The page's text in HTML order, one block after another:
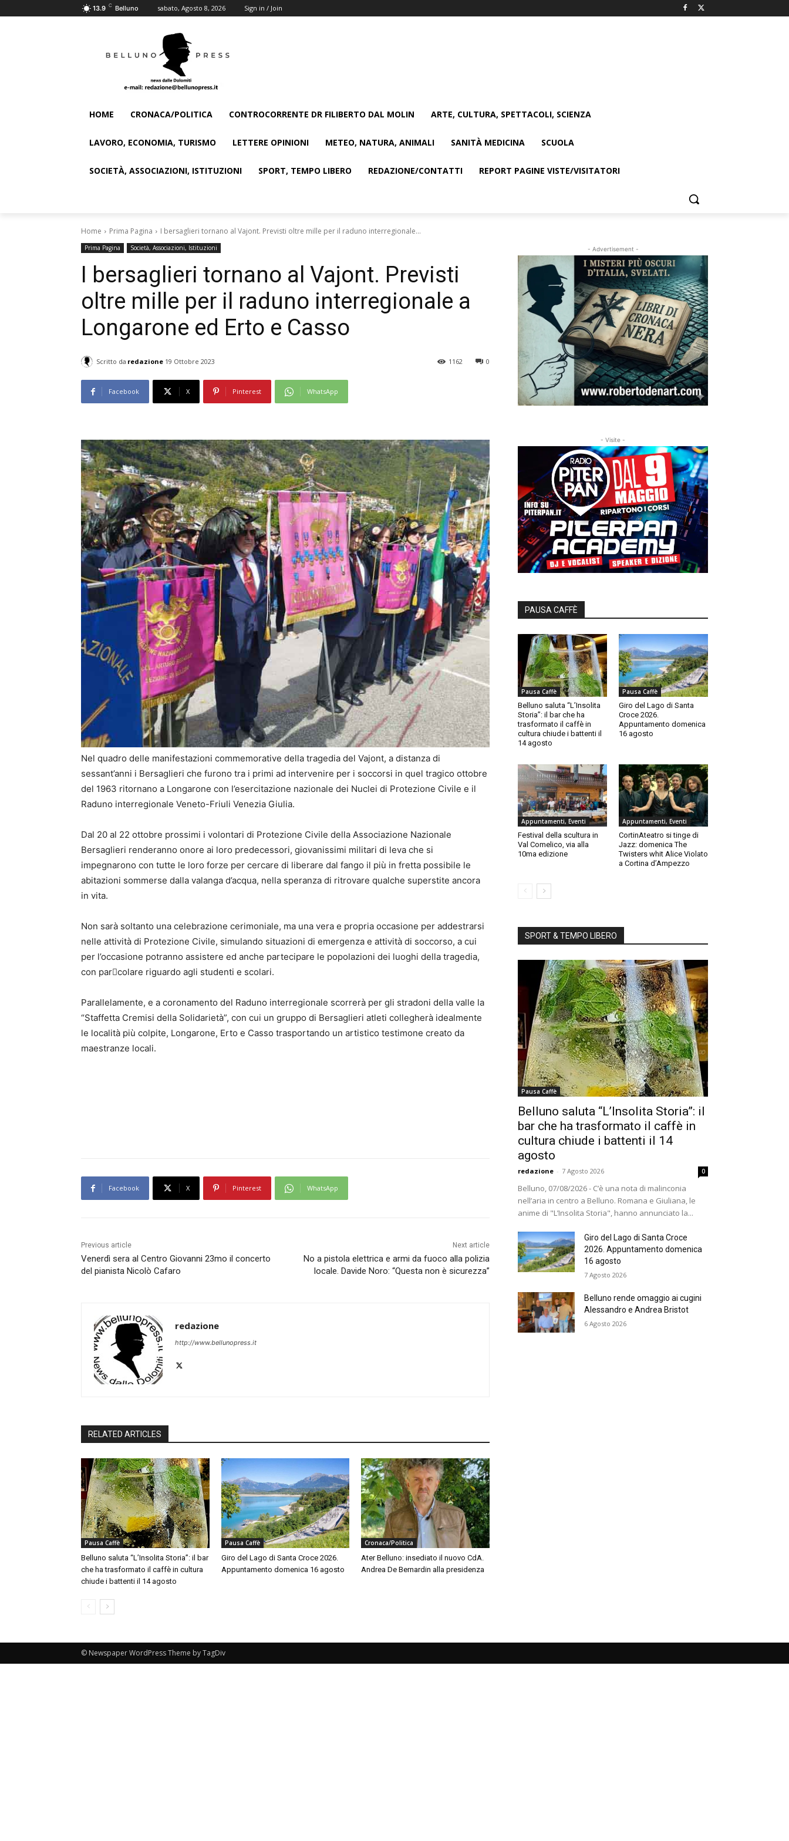
13.9 C Belluno sabato, Agosto 8, 2026 Sign in / Join
HOME CRONACA/POLITICA CONTROCORRENTE DR FILIBERTO DAL MOLIN ARTE, CULTURA, SPETTACOLI, SCIENZA
LAVORO, ECONOMIA, TURISMO LETTERE OPINIONI METEO, NATURA, ANIMALI SANITÀ MEDICINA SCUOLA
SOCIETÀ, ASSOCIAZIONI, ISTITUZIONI SPORT, TEMPO LIBERO REDAZIONE/CONTATTI REPORT PAGINE VISTE/VISITATORI
Home Prima Pagina I bersaglieri tornano al Vajont. Previsti oltre mille per il raduno interregionale...
Prima Pagina Società, Associazioni, Istituzioni
I bersaglieri tornano al Vajont. Previsti
oltre mille per il raduno interregionale a
Longarone ed Erto e Casso
Scritto da redazione 19 Ottobre 2023 0
1162
Facebook X Pinterest WhatsApp
Nel quadro delle manifestazioni commemorative della tragedia del Vajont, a distanza di
sessant’anni i Bersaglieri che furono tra i primi ad intervenire per i soccorsi in quel tragico ottobre
del 1963 ritornano a Longarone con l’esercitazione nazionale dei Nuclei di Protezione Civile e il
Raduno interregionale Veneto-Friuli Venezia Giulia.
Dal 20 al 22 ottobre prossimi i volontari di Protezione Civile della Associazione Nazionale
Bersaglieri renderanno onore ai loro predecessori, giovanissimi militari di leva che si
impegnarono con tutte le loro forze per cercare di liberare dal fango il più in fretta possibile le
abitazioni sommerse dalla valanga d’acqua, nella speranza di ritrovare qualche superstite ancora
in vita.
Non sarà soltanto una celebrazione cerimoniale, ma una vera e propria occasione per addestrarsi
nelle attività di Protezione Civile, simulando situazioni di emergenza e attività di soccorso, a cui
per l’occasione potranno assistere ed anche partecipare le popolazioni dei luoghi della tragedia,
con par􀆟colare riguardo agli studenti e scolari.
Parallelamente, e a coronamento del Raduno interregionale scorrerà per gli stradoni della valle la
“Staffetta Cremisi della Solidarietà”, con cui un gruppo di Bersaglieri atleti collegherà idealmente
le località più colpite, Longarone, Erto e Casso trasportando un artistico testimone creato da
maestranze locali.
Facebook X Pinterest WhatsApp
Previous article
Venerdì sera al Centro Giovanni 23mo il concerto
del pianista Nicolò Cafaro
Next article
No a pistola elettrica e armi da fuoco alla polizia
locale. Davide Noro: “Questa non è sicurezza”
redazione
http://www.bellunopress.it
RELATED ARTICLES
Pausa Caffè
Belluno saluta “L’Insolita Storia”: il bar
che ha trasformato il caffè in cultura
chiude i battenti il 14 agosto
Pausa Caffè
Giro del Lago di Santa Croce 2026.
Appuntamento domenica 16 agosto
Cronaca/Politica
Ater Belluno: insediato il nuovo CdA.
Andrea De Bernardin alla presidenza
- Advertisement -
- Visite -
PAUSA CAFFÈ
Pausa Caffè
Belluno saluta “L’Insolita
Storia”: il bar che ha
trasformato il caffè in
cultura chiude i battenti il
14 agosto
Pausa Caffè
Giro del Lago di Santa
Croce 2026.
Appuntamento domenica
16 agosto
Appuntamenti, Eventi
Festival della scultura in
Val Comelico, via alla
10ma edizione
Appuntamenti, Eventi
CortinAteatro si tinge di
Jazz: domenica The
Twisters whit Alice Violato
a Cortina d’Ampezzo
SPORT & TEMPO LIBERO
Pausa Caffè
Belluno saluta “L’Insolita Storia”: il
bar che ha trasformato il caffè in
cultura chiude i battenti il 14
agosto
redazione - 7 Agosto 2026 0
Belluno, 07/08/2026 - C’è una nota di malinconia
nell’aria in centro a Belluno. Romana e Giuliana, le
anime di "L’Insolita Storia", hanno annunciato la...
Giro del Lago di Santa Croce
2026. Appuntamento domenica
16 agosto
7 Agosto 2026
Belluno rende omaggio ai cugini
Alessandro e Andrea Bristot
6 Agosto 2026
© Newspaper WordPress Theme by TagDiv